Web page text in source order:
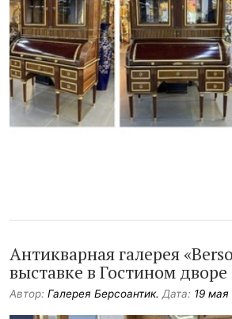
Антикварная галерея
выставке в Гостином дворе
Автор: Галерея Берсоантик. Дата: 19 мая